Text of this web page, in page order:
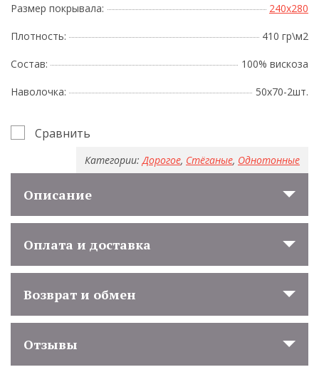
Размер покрывала: 240x280
Плотность: 410 гр\м2
Состав: 100% вискоза
Наволочка: 50х70-2шт.
Сравнить
Категории: Дорогое, Стёганые, Однотонные
Описание
Оплата и доставка
Возврат и обмен
Отзывы